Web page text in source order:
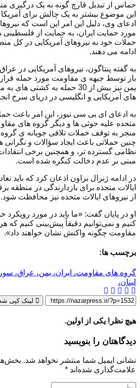
حماس از تبدیل قارچ گونه به یک درگیری
این موضوع بیشتر به یک چالش برای
ادعای وی، دلیل این امر این است که
مورد حمایت ایران، به حمایت از فلسطینی
حملات خود به نیروهای آمریکایی در کل
ادامه می دهند.
بار توسط جبهه ی مقاومت مورد حمله قرار
یمن نیز بیش از 30 حمله به
های آمریکایی و انگلیسی در دریای سرخ
به ادعای ای بی سی نیوز، این امر باعث
متحده علیه حوثی ها و دیگر گروه های
منجر به توقف حملات تلافی جویانه ی
چنین حملاتی باعث ایجاد سؤالات و نگرانی
نظامی گسترده تر، و همچنین برخی
مبنی بر عدم دخالت کنگره شده است.
در ادامه ژنرال براون اذعان کرد که باید
ایالات متحده برای بازدارندگی در منطقه
از نیروهای ایالات متحده نیز محافظت شود.
او در پایان گفت: «ما باید در مورد رویکرد
کنیم و نمی‌توانیم دقیقاً پیش‌بینی کنیم که
مقاومت چگونه واکنش نشان خواهند داد».
برچسب ها:
گروه های مقاومت، ایران، یمن، عراق،
لبنان،
لینک کپی
هیچ نظر! یکی از اولین.
دیدگاهتان را بنویسید
نشانی ایمیل شما منتشر نخواهد شد.
علامت‌گذاری شده‌اند *